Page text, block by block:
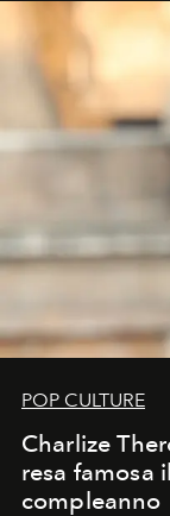
POP CULTURE
Charlize
resa famosa
compleanno